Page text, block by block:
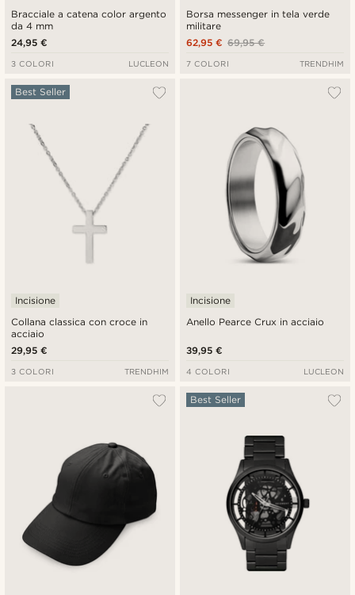
Bracciale a catena color argento
da 4 mm
24,95 €
3 COLORI LUCLEON
Borsa messenger in tela verde
militare
69,95 €
62,95 €
7 COLORI TRENDHIM
Collana classica con croce in
acciaio
Best Seller
Incisione
29,95 €
3 COLORI TRENDHIM
Anello Pearce Crux in acciaio
Incisione
39,95 €
4 COLORI LUCLEON
Best Seller